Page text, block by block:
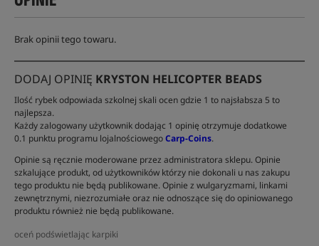
Brak opinii tego towaru.
DODAJ OPINIĘ KRYSTON HELICOPTER BEADS
Ilość rybek odpowiada szkolnej skali ocen gdzie 1 to najsłabsza 5 to
najlepsza.
Każdy zalogowany użytkownik dodając 1 opinię otrzymuje dodatkowe
0.1 punktu programu lojalnościowegoCarp-Coins.
Opinie są ręcznie moderowane przez administratora sklepu. Opinie
szkalujące produkt, od użytkowników którzy nie dokonali u nas zakupu
tego produktu nie będą publikowane. Opinie z wulgaryzmami, linkami
zewnętrznymi, niezrozumiałe oraz nie odnoszące się do opiniowanego
produktu również nie będą publikowane.
oceń podświetlając karpiki